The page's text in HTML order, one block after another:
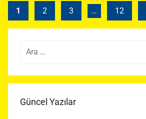
Yazı
sayfalaması
1 2 3 … 12
Arama:
Güncel Yazılar